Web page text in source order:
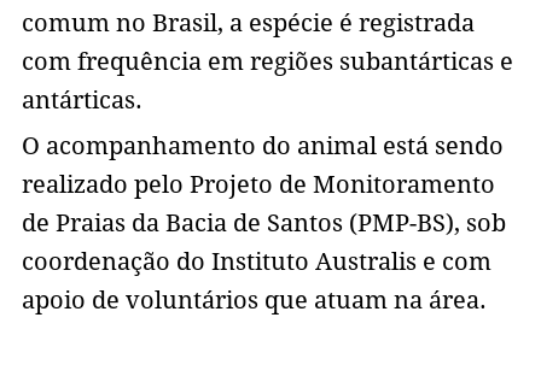
comum no Brasil, a espécie é registrada
com frequência em regiões subantárticas e
antárticas.
O acompanhamento do animal está sendo
realizado pelo Projeto de Monitoramento
de Praias da Bacia de Santos (PMP-BS), sob
coordenação do Instituto Australis e com
apoio de voluntários que atuam na área.